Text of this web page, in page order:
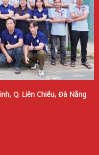
Q. Liên Chiểu, Đà Nẵng